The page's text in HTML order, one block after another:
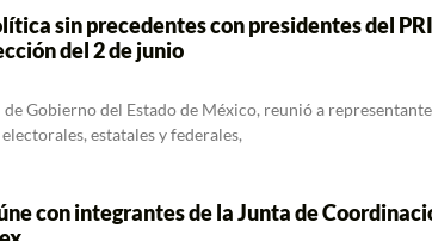
sin precedentes con presidentes del
del 2 de junio
Gobierno del Estado de México, reunió a
estatales y federales,
con integrantes de la Junta de